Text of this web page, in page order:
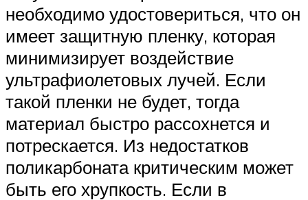
необходимо удостовериться, что он
имеет защитную пленку, которая
минимизирует воздействие
ультрафиолетовых лучей. Если
такой пленки не будет, тогда
материал быстро рассохнется и
потрескается. Из недостатков
поликарбоната критическим может
быть его хрупкость. Если в